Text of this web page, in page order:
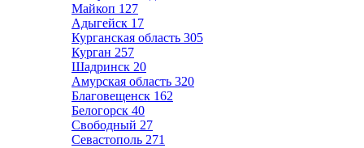
Майкоп 127
Адыгейск 17
Курганская область 305
Курган 257
Шадринск 20
Амурская область 320
Благовещенск 162
Белогорск 40
Свободный 27
Севастополь 271